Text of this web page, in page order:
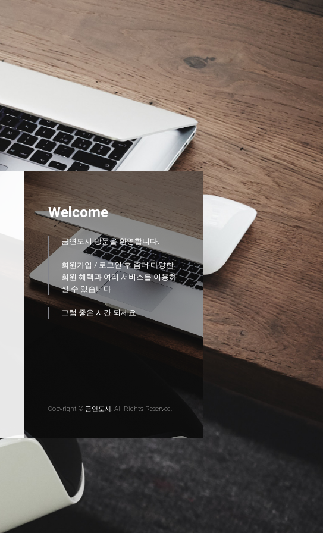
Welcome
금연도시 방문을 환영합니다.
회원가입 / 로그인 후 좀더 다양한
회원 혜택과 여러 서비스를 이용하
실 수 있습니다.
그럼 좋은 시간 되세요.
Copyright © 금연도시. All Rights Reserved.